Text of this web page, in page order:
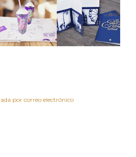
por correo electrónico